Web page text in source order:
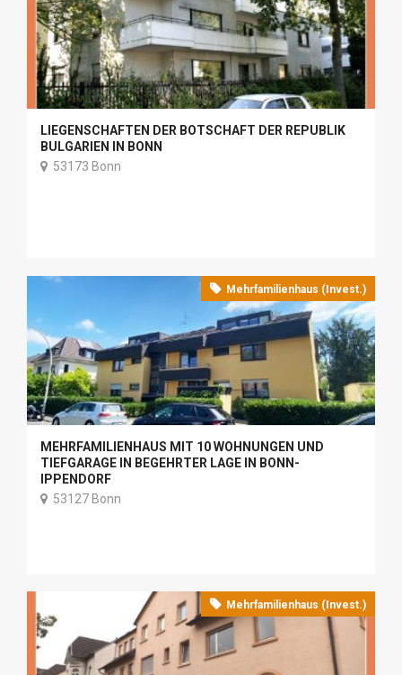
LIEGENSCHAFTEN DER BOTSCHAFT DER REPUBLIK
BULGARIEN IN BONN
53173 Bonn
MEHRFAMILIENHAUS MIT 10 WOHNUNGEN UND
TIEFGARAGE IN BEGEHRTER LAGE IN BONN-
IPPENDORF
53127 Bonn
Mehrfamilienhaus (Invest.)
Mehrfamilienhaus (Invest.)